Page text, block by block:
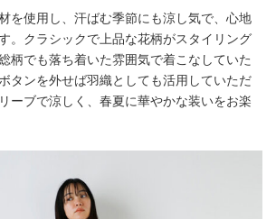
を使用し、汗ばむ季節にも涼し気で、心地
。クラシックで上品な花柄がスタイリング
柄でも落ち着いた雰囲気で着こなしていた
タンを外せば羽織としても活用していただ
ーブで涼しく、春夏に華やかな装いをお楽